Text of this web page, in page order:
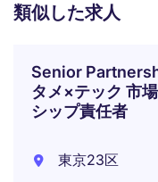
類似した求人
Senior
タメ×テック 市
シップ責任者
東京23区